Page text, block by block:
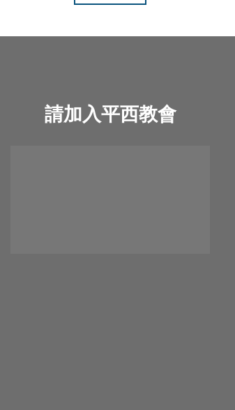
請加入平西教會